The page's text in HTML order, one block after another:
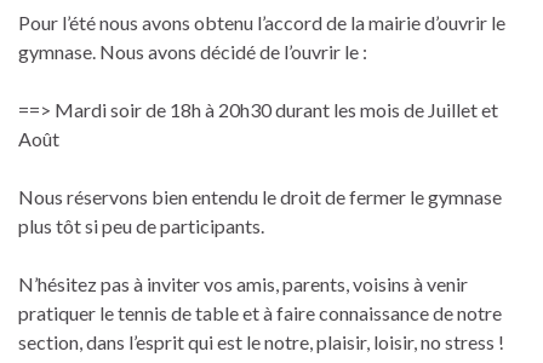
Pour l’été nous avons obtenu l’accord de la mairie d’ouvrir le
gymnase. Nous avons décidé de l’ouvrir le :
==> Mardi soir de 18h à 20h30 durant les mois de Juillet et
Août
Nous réservons bien entendu le droit de fermer le gymnase
plus tôt si peu de participants.
N’hésitez pas à inviter vos amis, parents, voisins à venir
pratiquer le tennis de table et à faire connaissance de notre
section, dans l’esprit qui est le notre, plaisir, loisir, no stress !